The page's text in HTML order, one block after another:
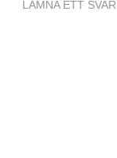
LÄMNA ETT SVAR